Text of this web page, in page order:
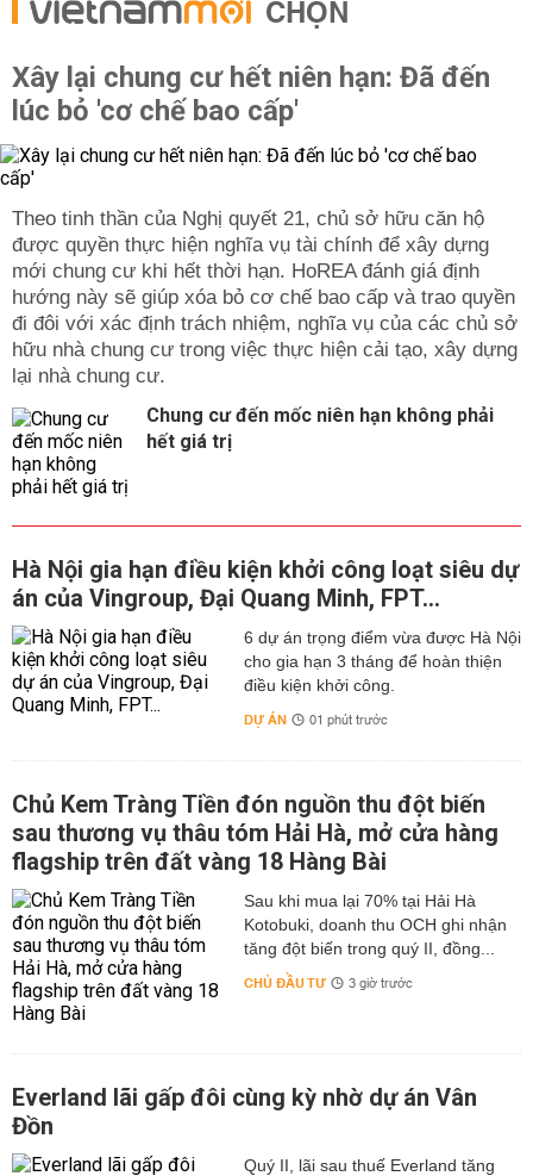
CHỌN
Xây lại chung cư hết niên hạn: Đã đến
lúc bỏ 'cơ chế bao cấp'
Theo tinh thần của Nghị quyết 21, chủ sở hữu căn hộ
được quyền thực hiện nghĩa vụ tài chính để xây dựng
mới chung cư khi hết thời hạn. HoREA đánh giá định
hướng này sẽ giúp xóa bỏ cơ chế bao cấp và trao quyền
đi đôi với xác định trách nhiệm, nghĩa vụ của các chủ sở
hữu nhà chung cư trong việc thực hiện cải tạo, xây dựng
lại nhà chung cư.
Chung cư đến mốc niên hạn không phải
hết giá trị
Hà Nội gia hạn điều kiện khởi công loạt siêu dự
án của Vingroup, Đại Quang Minh, FPT...
6 dự án trọng điểm vừa được Hà Nội
cho gia hạn 3 tháng để hoàn thiện
điều kiện khởi công.
DỰ ÁN 01 phút trước
Chủ Kem Tràng Tiền đón nguồn thu đột biến
sau thương vụ thâu tóm Hải Hà, mở cửa hàng
flagship trên đất vàng 18 Hàng Bài
Sau khi mua lại 70% tại Hải Hà
Kotobuki, doanh thu OCH ghi nhận
tăng đột biến trong quý II, đồng...
CHỦ ĐẦU TƯ 3 giờ trước
Everland lãi gấp đôi cùng kỳ nhờ dự án Vân
Đồn
Quý II, lãi sau thuế Everland tăng